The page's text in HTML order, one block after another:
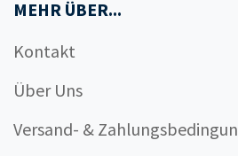
MEHR ÜBER...
Kontakt
Über Uns
Versand- &